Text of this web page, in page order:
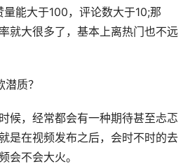
能大于100，评论数大于10;那
就大很多了，基本上离热门也不远
潜质？
候，经常都会有一种期待甚至忐忑
是在视频发布之后，会时不时的去
会不会大火。